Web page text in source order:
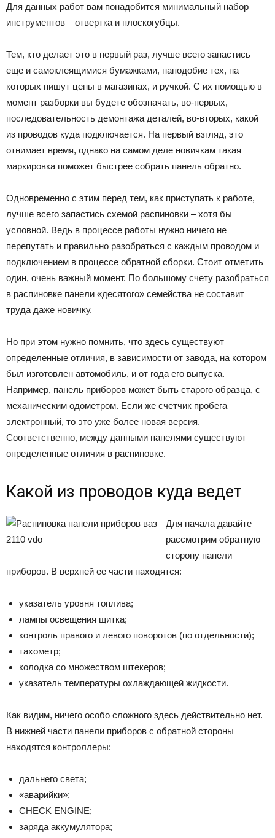
Для данных работ вам понадобится минимальный набор
инструментов – отвертка и плоскогубцы.
Тем, кто делает это в первый раз, лучше всего запастись
еще и самоклеящимися бумажками, наподобие тех, на
которых пишут цены в магазинах, и ручкой. С их помощью в
момент разборки вы будете обозначать, во-первых,
последовательность демонтажа деталей, во-вторых, какой
из проводов куда подключается. На первый взгляд, это
отнимает время, однако на самом деле новичкам такая
маркировка поможет быстрее собрать панель обратно.
Одновременно с этим перед тем, как приступать к работе,
лучше всего запастись схемой распиновки – хотя бы
условной. Ведь в процессе работы нужно ничего не
перепутать и правильно разобраться с каждым проводом и
подключением в процессе обратной сборки. Стоит отметить
один, очень важный момент. По большому счету разобраться
в распиновке панели «десятого» семейства не составит
труда даже новичку.
Но при этом нужно помнить, что здесь существуют
определенные отличия, в зависимости от завода, на котором
был изготовлен автомобиль, и от года его выпуска.
Например, панель приборов может быть старого образца, с
механическим одометром. Если же счетчик пробега
электронный, то это уже более новая версия.
Соответственно, между данными панелями существуют
определенные отличия в распиновке.
Какой из проводов куда ведет
Для начала давайте
рассмотрим обратную
сторону панели
приборов. В верхней ее части находятся:
указатель уровня топлива;
лампы освещения щитка;
контроль правого и левого поворотов (по отдельности);
тахометр;
колодка со множеством штекеров;
указатель температуры охлаждающей жидкости.
Как видим, ничего особо сложного здесь действительно нет.
В нижней части панели приборов с обратной стороны
находятся контроллеры:
дальнего света;
«аварийки»;
CHECK ENGINE;
заряда аккумулятора;